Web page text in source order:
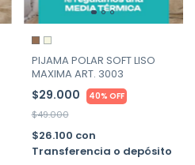
PIJAMA POLAR SOFT LISO
MAXIMA ART. 3003
$29.000 40% OFF
$49.000
$26.100 con
Transferencia o depósito